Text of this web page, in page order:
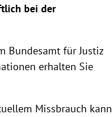
bei der
Bundesamt für Justiz
erhalten Sie
Missbrauch kann